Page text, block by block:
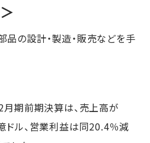
品の設計・製造・販売などを手
期前期決算は、売上高が
ル、営業利益は同20.4％減